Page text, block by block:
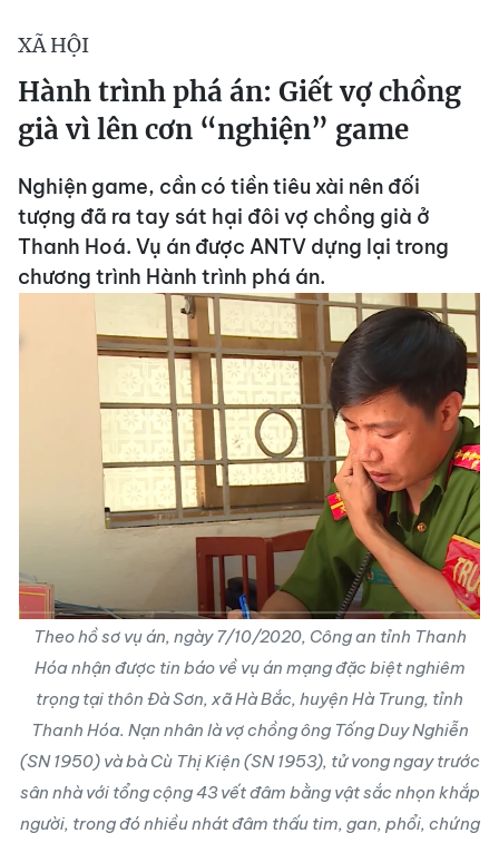
XÃ HỘI
Hành trình phá án: Giết vợ chồng
già vì lên cơn “nghiện” game
Nghiện game, cần có tiền tiêu xài nên đối
tượng đã ra tay sát hại đôi vợ chồng già ở
Thanh Hoá. Vụ án được ANTV dựng lại trong
chương trình Hành trình phá án.
Theo hồ sơ vụ án, ngày 7/10/2020, Công an tỉnh Thanh
Hóa nhận được tin báo về vụ án mạng đặc biệt nghiêm
trọng tại thôn Đà Sơn, xã Hà Bắc, huyện Hà Trung, tỉnh
Thanh Hóa. Nạn nhân là vợ chồng ông Tống Duy Nghiễn
(SN 1950) và bà Cù Thị Kiện (SN 1953), tử vong ngay trước
sân nhà với tổng cộng 43 vết đâm bằng vật sắc nhọn khắp
người, trong đó nhiều nhát đâm thấu tim, gan, phổi, chứng